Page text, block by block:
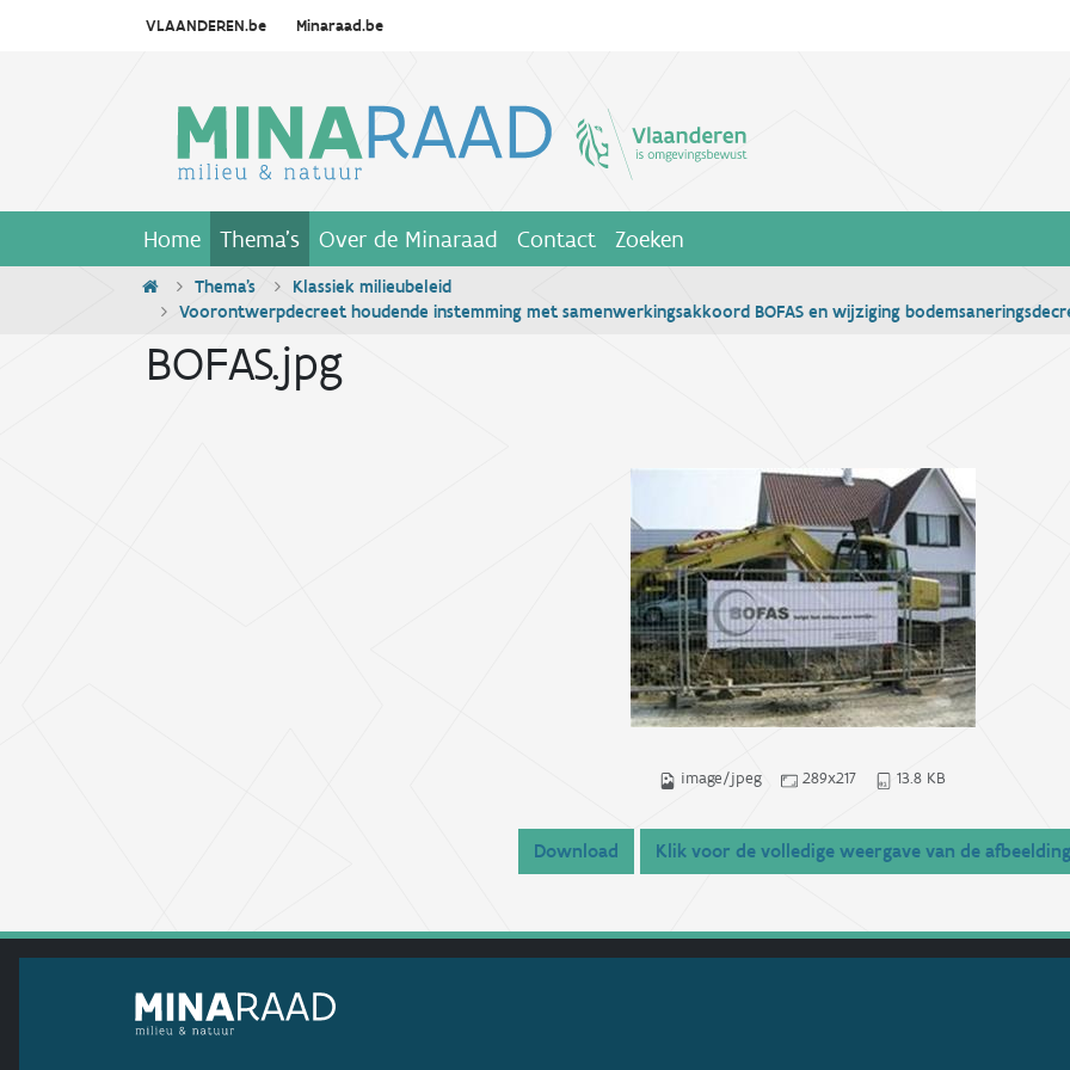
VLAANDEREN.be Minaraad.be
Home Thema's Over de Minaraad Contact Zoeken
Thema's
Klassiek milieubeleid
Voorontwerpdecreet houdende instemming met samenwerkingsakkoord BOFAS en wijziging
BOFAS.jpg
image/jpeg 289x217 13.8 KB
Download Klik voor de volledige weergave van de afbeelding